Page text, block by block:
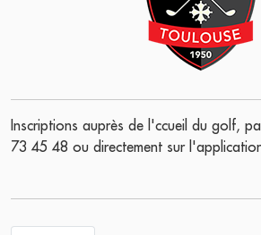
Inscriptions auprès de l'ccueil du golf,
73 45 48 ou directement sur